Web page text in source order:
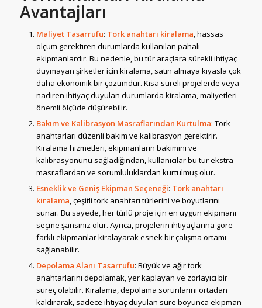
Avantajları
Maliyet Tasarrufu: Tork anahtarı kiralama, hassas
ölçüm gerektiren durumlarda kullanılan pahalı
ekipmanlardır. Bu nedenle, bu tür araçlara sürekli ihtiyaç
duymayan şirketler için kiralama, satın almaya kıyasla çok
daha ekonomik bir çözümdür. Kısa süreli projelerde veya
nadiren ihtiyaç duyulan durumlarda kiralama, maliyetleri
önemli ölçüde düşürebilir.
Bakım ve Kalibrasyon Masraflarından Kurtulma: Tork
anahtarları düzenli bakım ve kalibrasyon gerektirir.
Kiralama hizmetleri, ekipmanların bakımını ve
kalibrasyonunu sağladığından, kullanıcılar bu tür ekstra
masraflardan ve sorumluluklardan kurtulmuş olur.
Esneklik ve Geniş Ekipman Seçeneği: Tork anahtarı
kiralama, çeşitli tork anahtarı türlerini ve boyutlarını
sunar. Bu sayede, her türlü proje için en uygun ekipmanı
seçme şansınız olur. Ayrıca, projelerin ihtiyaçlarına göre
farklı ekipmanlar kiralayarak esnek bir çalışma ortamı
sağlanabilir.
Depolama Alanı Tasarrufu: Büyük ve ağır tork
anahtarlarını depolamak, yer kaplayan ve zorlayıcı bir
süreç olabilir. Kiralama, depolama sorunlarını ortadan
kaldırarak, sadece ihtiyaç duyulan süre boyunca ekipman